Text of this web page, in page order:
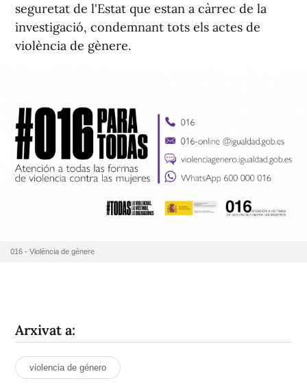
seguretat de l'Estat que estan a càrrec de la
investigació, condemnant tots els actes de
violència de gènere.
016 - Violència de gènere
Arxivat a:
violencia de género